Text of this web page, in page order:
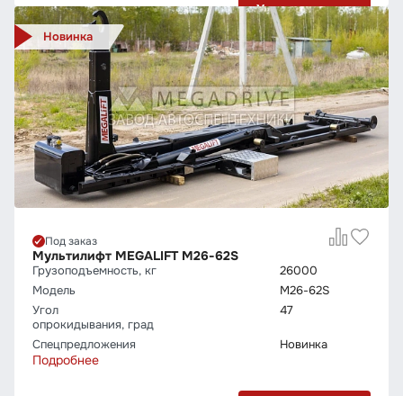
Узнать цену
Новинка
Под заказ
Мультилифт МEGALIFT M26-62S
Грузо­подъемность, кг
26000
Модель
M26-62S
Угол
опрокидывания, град
47
Спецпредложения Новинка
Подробнее